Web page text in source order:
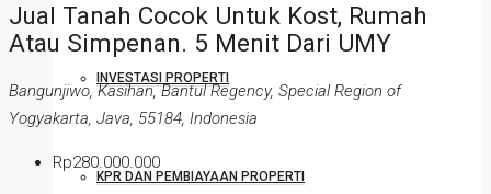
INVESTASI PROPERTI
KPR DAN PEMBIAYAAN PROPERTI
Jual Tanah Cocok Untuk Kost, Rumah
Atau Simpenan. 5 Menit Dari UMY
Bangunjiwo, Kasihan, Bantul Regency, Special Region of
Yogyakarta, Java, 55184, Indonesia
Rp280.000.000